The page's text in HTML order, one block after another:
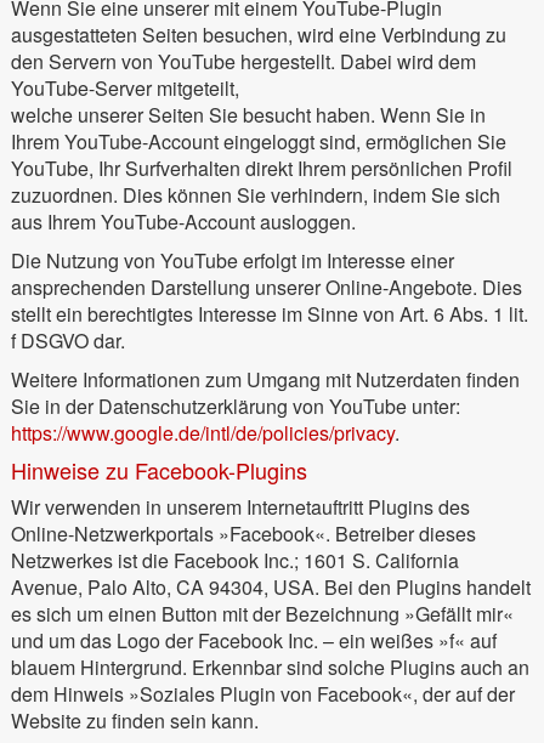
Wenn Sie eine unserer mit einem YouTube-Plugin
ausgestatteten Seiten besuchen, wird eine Verbindung zu
den Servern von YouTube hergestellt. Dabei wird dem
YouTube-Server mitgeteilt,
welche unserer Seiten Sie besucht haben. Wenn Sie in
Ihrem YouTube-Account eingeloggt sind, ermöglichen Sie
YouTube, Ihr Surfverhalten direkt Ihrem persönlichen Profil
zuzuordnen. Dies können Sie verhindern, indem Sie sich
aus Ihrem YouTube-Account ausloggen.
Die Nutzung von YouTube erfolgt im Interesse einer
ansprechenden Darstellung unserer Online-Angebote. Dies
stellt ein berechtigtes Interesse im Sinne von Art. 6 Abs. 1 lit.
f DSGVO dar.
Weitere Informationen zum Umgang mit Nutzerdaten finden
Sie in der Datenschutzerklärung von YouTube unter:
https://www.google.de/intl/de/policies/privacy.
Hinweise zu Facebook-Plugins
Wir verwenden in unserem Internetauftritt Plugins des
Online-Netzwerkportals »Facebook«. Betreiber dieses
Netzwerkes ist die Facebook Inc.; 1601 S. California
Avenue, Palo Alto, CA 94304, USA. Bei den Plugins handelt
es sich um einen Button mit der Bezeichnung »Gefällt mir«
und um das Logo der Facebook Inc. – ein weißes »f« auf
blauem Hintergrund. Erkennbar sind solche Plugins auch an
dem Hinweis »Soziales Plugin von Facebook«, der auf der
Website zu finden sein kann.